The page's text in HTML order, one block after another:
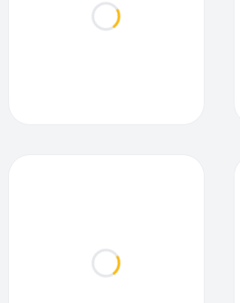
Loading...
Loading...